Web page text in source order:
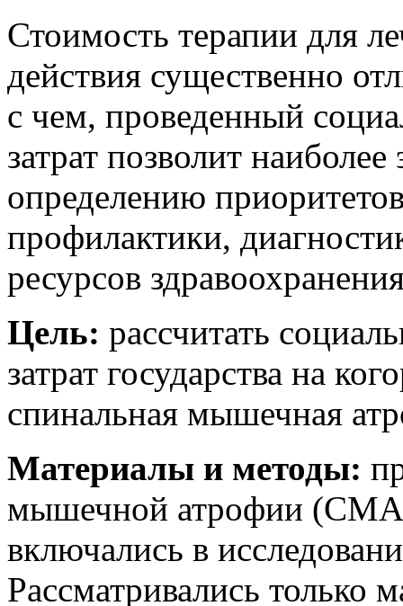
Стоимость терапии для
действия существенно
с чем, проведенный
затрат позволит
определению
профилактики,
ресурсов
Цель: рассчитать
затрат государства на
спинальная мышечная
Материалы и методы:
мышечной атрофии (СМА)
включались в
Рассматривались только